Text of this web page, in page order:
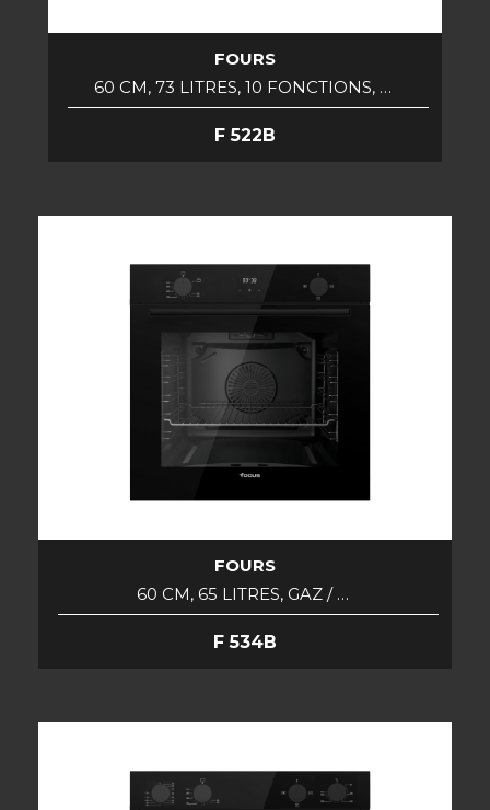
FOURS
60 CM, 73 LITRES, 10 FONCTIONS, …
F 522B
FOURS
60 CM, 65 LITRES, GAZ / …
F 534B